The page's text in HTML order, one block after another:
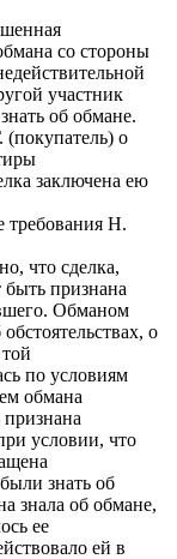
со стороны
участник
об обмане.
(покупатель) о
заключена ею
требования Н.
что сделка,
признана
Обманом
о
по условиям
обмана
условии, что
знать об
знала об обмане,
ее
ей в